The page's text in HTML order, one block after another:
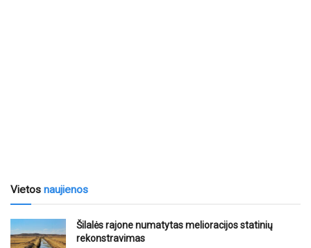
Vietos naujienos
Šilalės rajone numatytas melioracijos statinių
rekonstravimas